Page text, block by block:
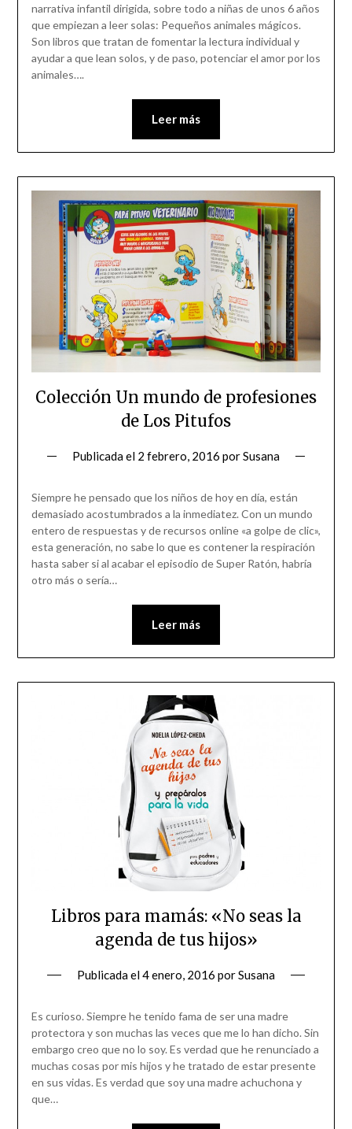
narrativa infantil dirigida, sobre todo a niñas de unos 6 años
que empiezan a leer solas: Pequeños animales mágicos.
Son libros que tratan de fomentar la lectura individual y
ayudar a que lean solos, y de paso, potenciar el amor por los
animales….
Leer más
Colección Un mundo de profesiones
de Los Pitufos
Publicada el 2 febrero, 2016 porSusana
Siempre he pensado que los niños de hoy en día, están
demasiado acostumbrados a la inmediatez. Con un mundo
entero de respuestas y de recursos online «a golpe de clic»,
esta generación, no sabe lo que es contener la respiración
hasta saber si al acabar el episodio de Super Ratón, habría
otro más o sería…
Leer más
Libros para mamás: «No seas la
agenda de tus hijos»
Publicada el4 enero, 2016 porSusana
Es curioso. Siempre he tenido fama de ser una madre
protectora y son muchas las veces que me lo han dicho. Sin
embargo creo que no lo soy. Es verdad que he renunciado a
muchas cosas por mis hijos y he tratado de estar presente
en sus vidas. Es verdad que soy una madre achuchona y
que…